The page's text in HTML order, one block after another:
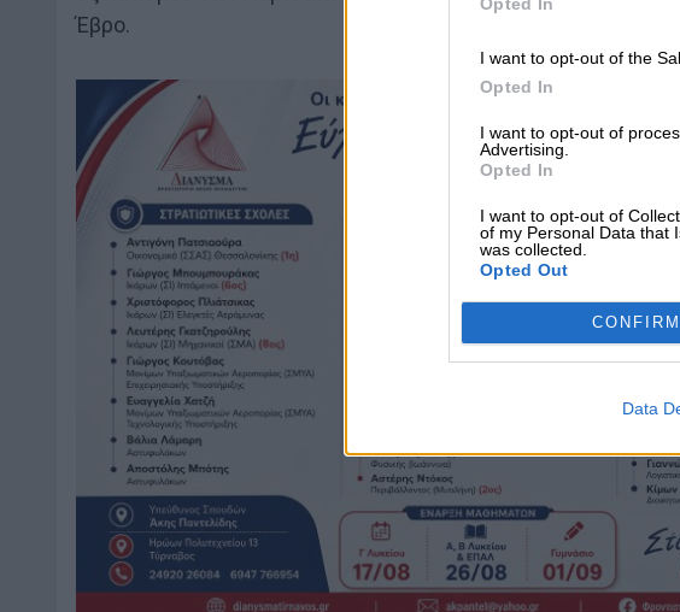
I want to opt-out of the
Opted In
I want to opt-out of
Advertising.
Opted In
I want to opt-out of
of my Personal Data that
was collected.
Opted Out
CONFIRM
Data
Έβρο.